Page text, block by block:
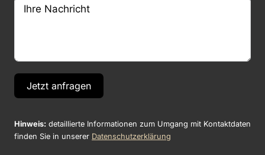
Jetzt anfragen
Hinweis: detaillierte Informationen zum Umgang mit Kontaktdaten
finden Sie in unserer Datenschutzerklärung